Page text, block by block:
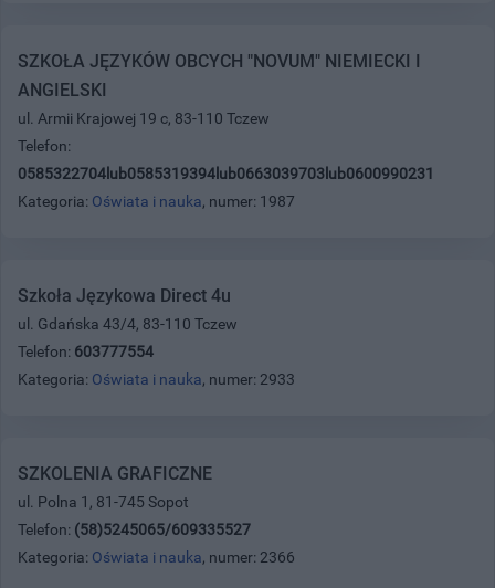
SZKOŁA JĘZYKÓW OBCYCH "NOVUM" NIEMIECKI I
ANGIELSKI
ul. Armii Krajowej 19 c, 83-110 Tczew
Telefon:
0585322704lub0585319394lub0663039703lub0600990231
Kategoria: Oświata i nauka, numer: 1987
Szkoła Językowa Direct 4u
ul. Gdańska 43/4, 83-110 Tczew
Telefon: 603777554
Kategoria: Oświata i nauka, numer: 2933
SZKOLENIA GRAFICZNE
ul. Polna 1, 81-745 Sopot
Telefon: (58)5245065/609335527
Kategoria: Oświata i nauka, numer: 2366